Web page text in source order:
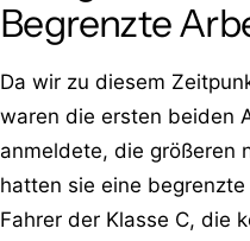
Begrenzte
Da wir zu diesem
waren die ersten beiden
anmeldete, die größeren
hatten sie eine
Fahrer der Klasse C, die